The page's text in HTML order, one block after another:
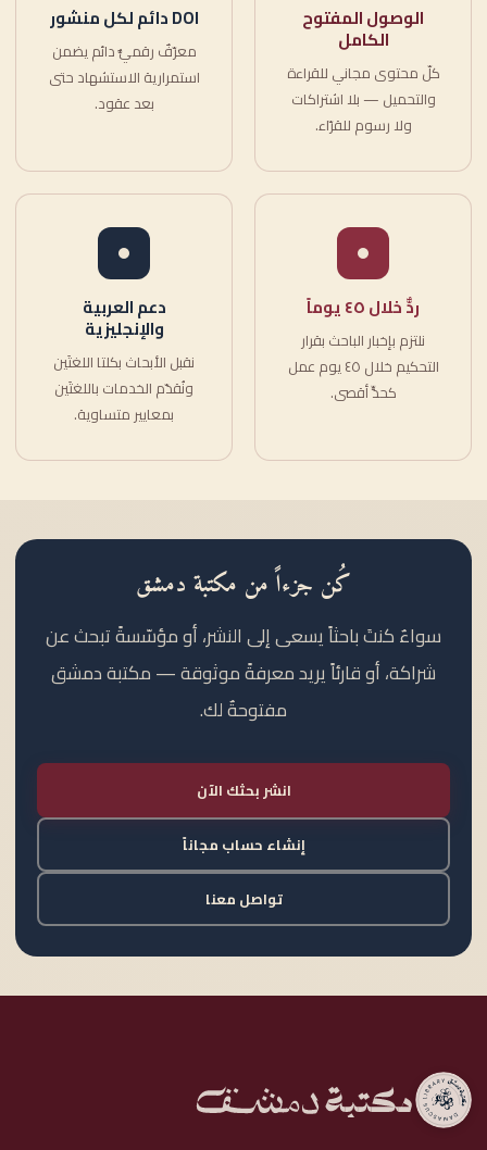
الوصول المفتوح
الكامل
كلّ محتوى مجاني للقراءة
والتحميل — بلا اشتراكات
ولا رسوم للقرّاء.
DOI دائم لكل منشور
معرّفٌ رقميٌّ دائم يضمن
استمرارية الاستشهاد حتى
بعد عقود.
ردٌّ خلال ٤٥ يوماً
نلتزم بإخبار الباحث بقرار
التحكيم خلال ٤٥ يوم عمل
كحدٍّ أقصى.
دعم العربية
والإنجليزية
نقبل الأبحاث بكلتا اللغتَين
ونُقدّم الخدمات باللغتَين
بمعايير متساوية.
كُن جزءاً من مكتبة دمشق
سواءٌ كنتَ باحثاً يسعى إلى النشر، أو مؤسّسةً تبحث عن
شراكة، أو قارئاً يريد معرفةً موثوقة — مكتبة دمشق
مفتوحةٌ لك.
انشر بحثك الآن
إنشاء حساب مجاناً
تواصل معنا